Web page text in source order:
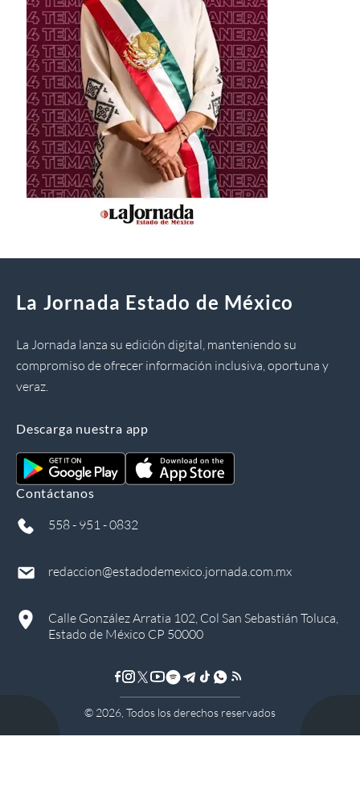
La Jornada Estado de México
La Jornada lanza su edición digital, manteniendo su
compromiso de ofrecer información inclusiva, oportuna y
veraz.
Descarga nuestra app
Contáctanos
558 - 951 - 0832
redaccion@estadodemexico.jornada.com.mx
Calle González Arratia 102, Col San Sebastián Toluca,
Estado de México CP 50000
© 2026 , Todos los derechos reservados